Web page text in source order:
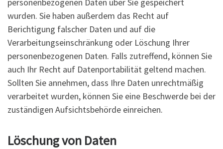
personenbezogenen Daten über Sie gespeichert
wurden. Sie haben außerdem das Recht auf
Berichtigung falscher Daten und auf die
Verarbeitungseinschränkung oder Löschung Ihrer
personenbezogenen Daten. Falls zutreffend, können Sie
auch Ihr Recht auf Datenportabilität geltend machen.
Sollten Sie annehmen, dass Ihre Daten unrechtmäßig
verarbeitet wurden, können Sie eine Beschwerde bei der
zuständigen Aufsichtsbehörde einreichen.
Löschung von Daten